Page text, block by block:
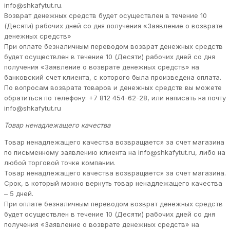
info@shkafytut.ru.
Возврат денежных средств будет осуществлен в течение 10
(Десяти) рабочих дней со дня получения «Заявление о возврате
денежных средств»
При оплате безналичным переводом возврат денежных средств
будет осуществлен в течение 10 (Десяти) рабочих дней со дня
получения «Заявление о возврате денежных средств» на
банковский счет клиента, с которого была произведена оплата.
По вопросам возврата товаров и денежных средств вы можете
обратиться по телефону: +7 812 454-62-28, или написать на почту
info@shkafytut.ru
Товар ненадлежащего качества
Товар ненадлежащего качества возвращается за счет магазина
по письменному заявлению клиента на info@shkafytut.ru, либо на
любой торговой точке компании.
Товар ненадлежащего качества возвращается за счет магазина.
Срок, в который можно вернуть товар ненадлежащего качества
– 5 дней.
При оплате безналичным переводом возврат денежных средств
будет осуществлен в течение 10 (Десяти) рабочих дней со дня
получения «Заявление о возврате денежных средств» на